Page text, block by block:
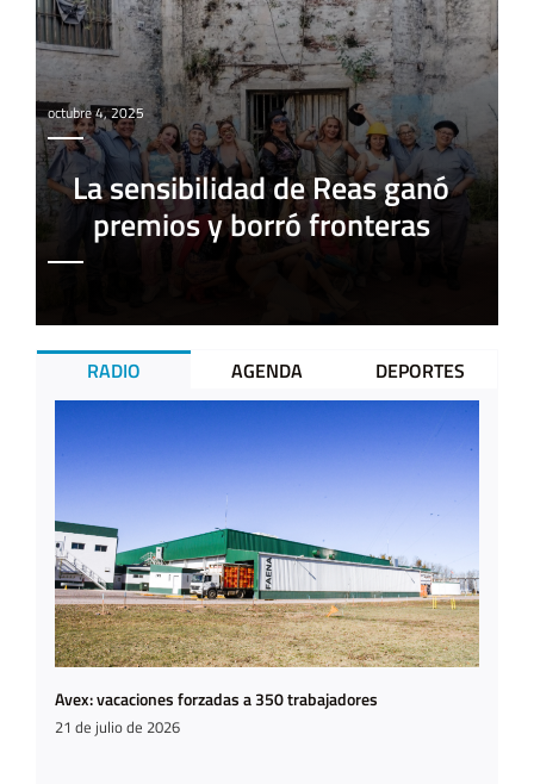
octubre 4, 2025
La sensibilidad de Reas ganó
premios y borró fronteras
RADIO AGENDA DEPORTES
Avex: vacaciones forzadas a 350 trabajadores
21 de julio de 2026